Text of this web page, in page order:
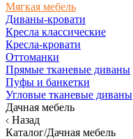
Мягкая мебель
Диваны-кровати
Кресла классические
Кресла-кровати
Оттоманки
Прямые тканевые диваны
Пуфы и банкетки
Угловые тканевые диваны
Дачная мебель
Назад
Каталог/Дачная мебель